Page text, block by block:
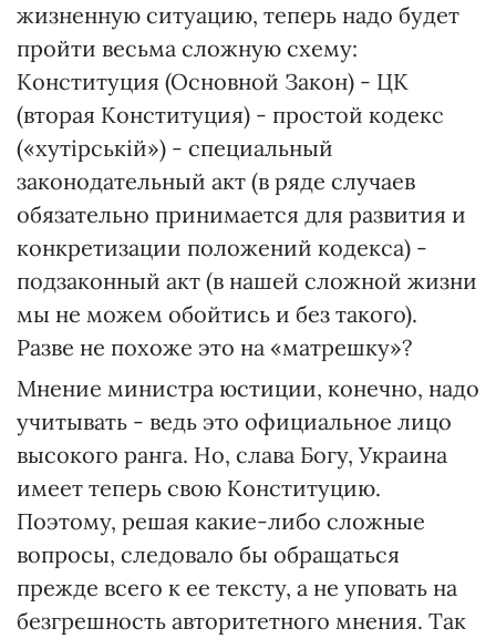
жизненную ситуацию, теперь надо будет
пройти весьма сложную схему:
Конституция (Основной Закон) - ЦК
(вторая Конституция) - простой кодекс
(«хутірській») - специальный
законодательный акт (в ряде случаев
обязательно принимается для развития и
конкретизации положений кодекса) -
подзаконный акт (в нашей сложной жизни
мы не можем обойтись и без такого).
Разве не похоже это на «матрешку»?
Мнение министра юстиции, конечно, надо
учитывать - ведь это официальное лицо
высокого ранга. Но, слава Богу, Украина
имеет теперь свою Конституцию.
Поэтому, решая какие-либо сложные
вопросы, следовало бы обращаться
прежде всего к ее тексту, а не уповать на
безгрешность авторитетного мнения. Так